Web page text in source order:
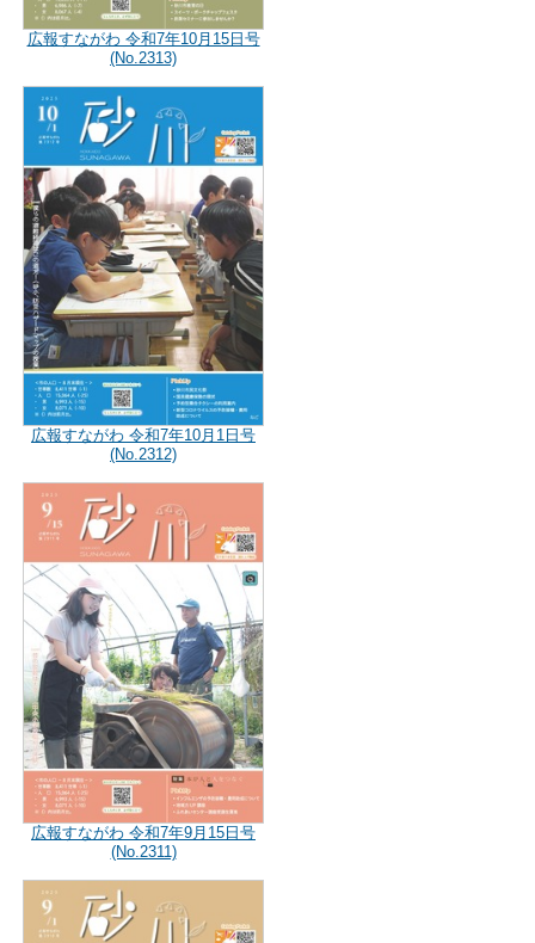
広報すながわ 令和7年10月15日号
(No.2313)
広報すながわ 令和7年10月1日号
(No.2312)
広報すながわ 令和7年9月15日号
(No.2311)